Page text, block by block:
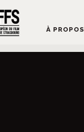
À PROPOS